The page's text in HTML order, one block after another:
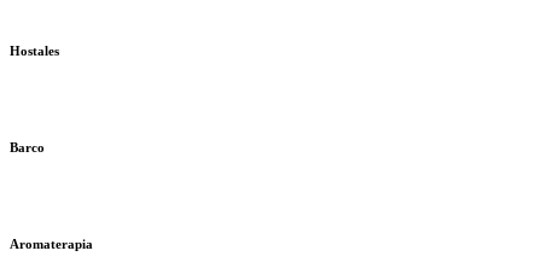
Hostales
Barco
Aromaterapia